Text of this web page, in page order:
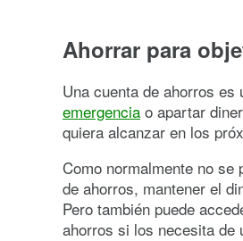
Ahorrar para
Una cuenta de ahorros
emergencia o apartar
quiera alcanzar en los
Como normalmente no se
de ahorros, mantener el
Pero también puede
ahorros si los necesita de